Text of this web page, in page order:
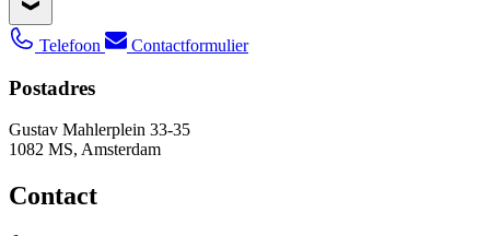
Telefoon Contactformulier
Postadres
Gustav Mahlerplein 33-35
1082 MS, Amsterdam
Contact